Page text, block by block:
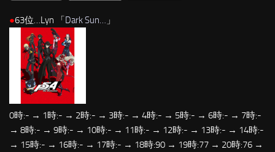
●63位…Lyn 「Dark Sun… 」
0時:- → 1時:- → 2時:- → 3時:- → 4時:- → 5時:- → 6時:- → 7時:-
→ 8時:- → 9時:- → 10時:- → 11時:- → 12時:- → 13時:- → 14時:-
→ 15時:- → 16時:- → 17時:- → 18時:90 → 19時:77 → 20時:76 →